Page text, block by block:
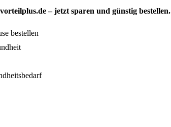
– jetzt sparen und günstig bestellen.
bestellen